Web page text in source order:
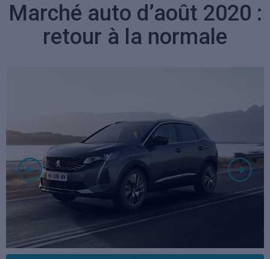
Marché auto d’août 2020 :
retour à la normale